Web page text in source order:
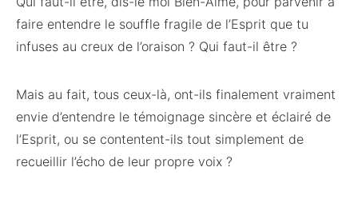
faire entendre le souffle fragile de l’Esprit que tu
infuses au creux de l’oraison ? Qui faut-il être ?
Mais au fait, tous ceux-là, ont-ils finalement vraiment
envie d’entendre le témoignage sincère et éclairé de
l’Esprit, ou se contentent-ils tout simplement de
recueillir l’écho de leur propre voix ?